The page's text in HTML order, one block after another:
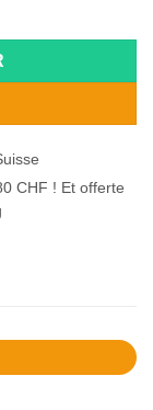
CHF ! Et offerte